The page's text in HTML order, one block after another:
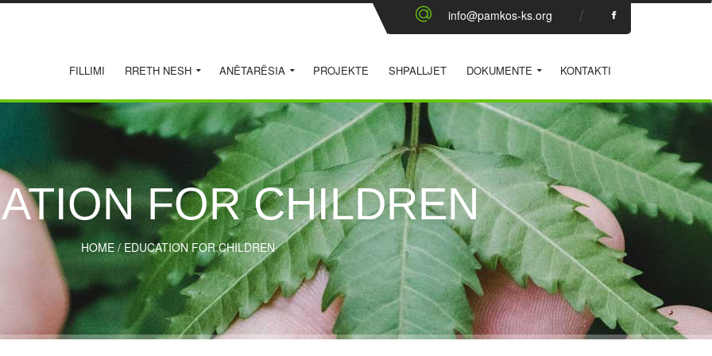
info@pamkos-ks.org
FILLIMI RRETH NESH ANËTARËSIA PROJEKTE SHPALLJET DOKUMENTE KONTAKTI
FOR CHILDREN
HOME/ EDUCATION FOR CHILDREN